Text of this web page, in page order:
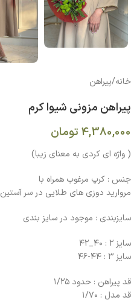
خانه/پیراهن
پيراهن مزونی شيوا کرم
4,380,000 تومان
( واژه اي كردي به معناي زيبا)
جنس : كرپ مرغوب همراه با
مرواريد دوزي هاي طلايي در سر آستين
سايزبندي : موجود در سايز بندي
سایز ۲ : ۴۰_۴۲
سایز ۳ : ۴۴-۴۶
قد پيراهن : حدود ١/٢٥
قد مدل : ١/٧٠